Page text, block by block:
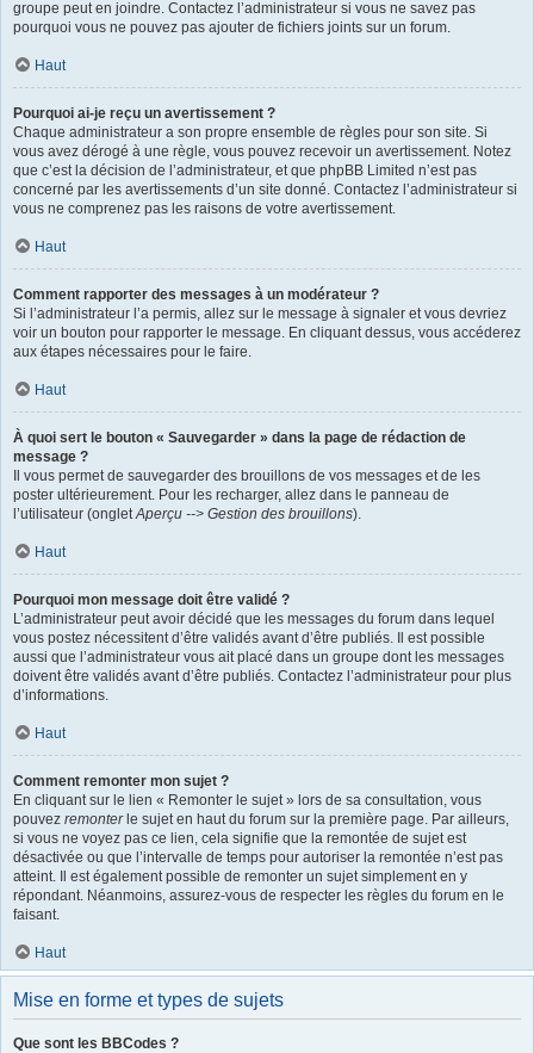
groupe peut en joindre. Contactez l’administrateur si vous ne savez pas
pourquoi vous ne pouvez pas ajouter de fichiers joints sur un forum.
Haut
Pourquoi ai-je reçu un avertissement ?
Chaque administrateur a son propre ensemble de règles pour son site. Si
vous avez dérogé à une règle, vous pouvez recevoir un avertissement. Notez
que c’est la décision de l’administrateur, et que phpBB Limited n’est pas
concerné par les avertissements d’un site donné. Contactez l’administrateur si
vous ne comprenez pas les raisons de votre avertissement.
Haut
Comment rapporter des messages à un modérateur ?
Si l’administrateur l’a permis, allez sur le message à signaler et vous devriez
voir un bouton pour rapporter le message. En cliquant dessus, vous accéderez
aux étapes nécessaires pour le faire.
Haut
À quoi sert le bouton « Sauvegarder » dans la page de rédaction de
message ?
Il vous permet de sauvegarder des brouillons de vos messages et de les
poster ultérieurement. Pour les recharger, allez dans le panneau de
l’utilisateur (ongletAperçu --> Gestion des brouillons).
Haut
Pourquoi mon message doit être validé ?
L’administrateur peut avoir décidé que les messages du forum dans lequel
vous postez nécessitent d’être validés avant d’être publiés. Il est possible
aussi que l’administrateur vous ait placé dans un groupe dont les messages
doivent être validés avant d’être publiés. Contactez l’administrateur pour plus
d’informations.
Haut
Comment remonter mon sujet ?
En cliquant sur le lien « Remonter le sujet » lors de sa consultation, vous
pouvez remonterle sujet en haut du forum sur la première page. Par ailleurs,
si vous ne voyez pas ce lien, cela signifie que la remontée de sujet est
désactivée ou que l’intervalle de temps pour autoriser la remontée n’est pas
atteint. Il est également possible de remonter un sujet simplement en y
répondant. Néanmoins, assurez-vous de respecter les règles du forum en le
faisant.
Haut
Mise en forme et types de sujets
Que sont les BBCodes ?